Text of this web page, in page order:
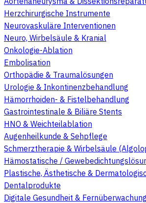
Herzchirurgische Instrumente
Neurovaskuläre Interventionen
Neuro, Wirbelsäule & Kranial
Onkologie-Ablation
Embolisation
Orthopädie & Traumalösungen
Urologie & Inkontinenzbehandlung
Hämorrhoiden- & Fistelbehandlung
Gastrointestinale & Biliäre Stents
HNO & Weichteilablation
Augenheilkunde & Sehpflege
Schmerztherapie & Wirbelsäule
Hämostatische /
Plastische, Ästhetische &
Dentalprodukte
Digitale Gesundheit & Fernüberwachung